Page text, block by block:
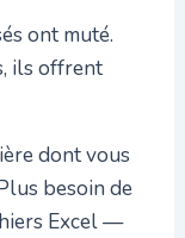
ont muté.
ils offrent
dont vous
besoin de
Excel —